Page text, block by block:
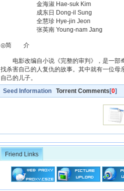
金海淑 Hae-suk Kim
成东日 Dong-il Sung
全慧珍 Hye-jin Jeon
张英南 Young-nam Jang
◎简 介
电影改编自小说《完整的审判》，是一部
找杀害自己的人复仇的故事。其中就有一位
自己的儿子。
Seed Information Torrent Comments [0]
Friend Links